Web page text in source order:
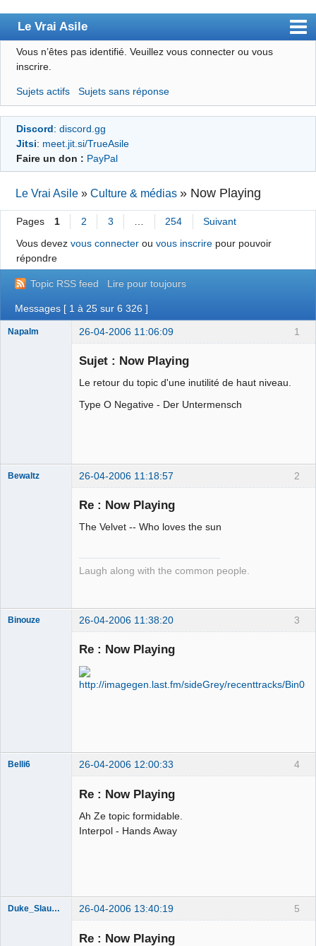
Le Vrai Asile
Accueil
Forum
Membres
Règles
S’inscrire
Connexion
Vous n’êtes pas identifié. Veuillez vous connecter ou vous
inscrire.
Sujets actifs Sujets sans réponse
Discord: discord.gg
Jitsi: meet.jit.si/TrueAsile
Faire un don : PayPal
Le Vrai Asile »Culture & médias » Now Playing
Pages 1 2 3 … 254
Suivant
Vous devez vous connecterou vous inscrirepour pouvoir
répondre
Topic RSS feed Lire pour toujours
Messages [ 1 à 25 sur 6 326 ]
1
Napalm 26-04-2006 11:06:09
Sujet : Now Playing
Le retour du topic d'une inutilité de haut niveau.
Type O Negative - Der Untermensch
2
Bewaltz 26-04-2006 11:18:57
Re : Now Playing
The Velvet -- Who loves the sun
Laugh along with the common people.
3
Binouze 26-04-2006 11:38:20
Re : Now Playing
4
Belli6 26-04-2006 12:00:33
Re : Now Playing
Ah Ze topic formidable.
Interpol - Hands Away
5
Duke_Slaughter 26-04-2006 13:40:19
Re : Now Playing